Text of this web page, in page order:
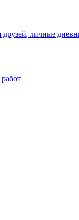
друзей, личные